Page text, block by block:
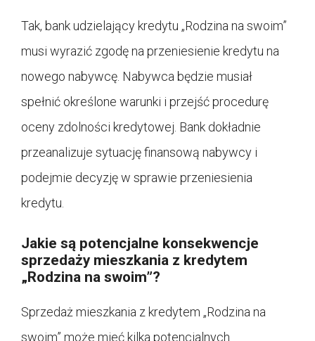
Tak, bank udzielający kredytu „Rodzina na swoim”
musi wyrazić zgodę na przeniesienie kredytu na
nowego nabywcę. Nabywca będzie musiał
spełnić określone warunki i przejść procedurę
oceny zdolności kredytowej. Bank dokładnie
przeanalizuje sytuację finansową nabywcy i
podejmie decyzję w sprawie przeniesienia
kredytu.
Jakie są potencjalne konsekwencje
sprzedaży mieszkania z kredytem
„Rodzina na swoim”?
Sprzedaż mieszkania z kredytem „Rodzina na
swoim” może mieć kilka potencjalnych